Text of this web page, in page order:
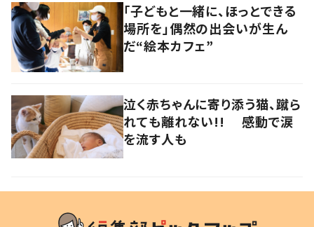
「子どもと一緒に、ほっとできる
場所を」偶然の出会いが生ん
だ“絵本カフェ”
泣く赤ちゃんに寄り添う猫、蹴ら
れても離れない!! 感動で涙
を流す人も